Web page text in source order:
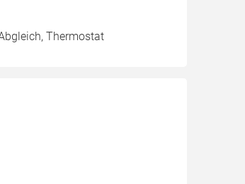
Thermostat